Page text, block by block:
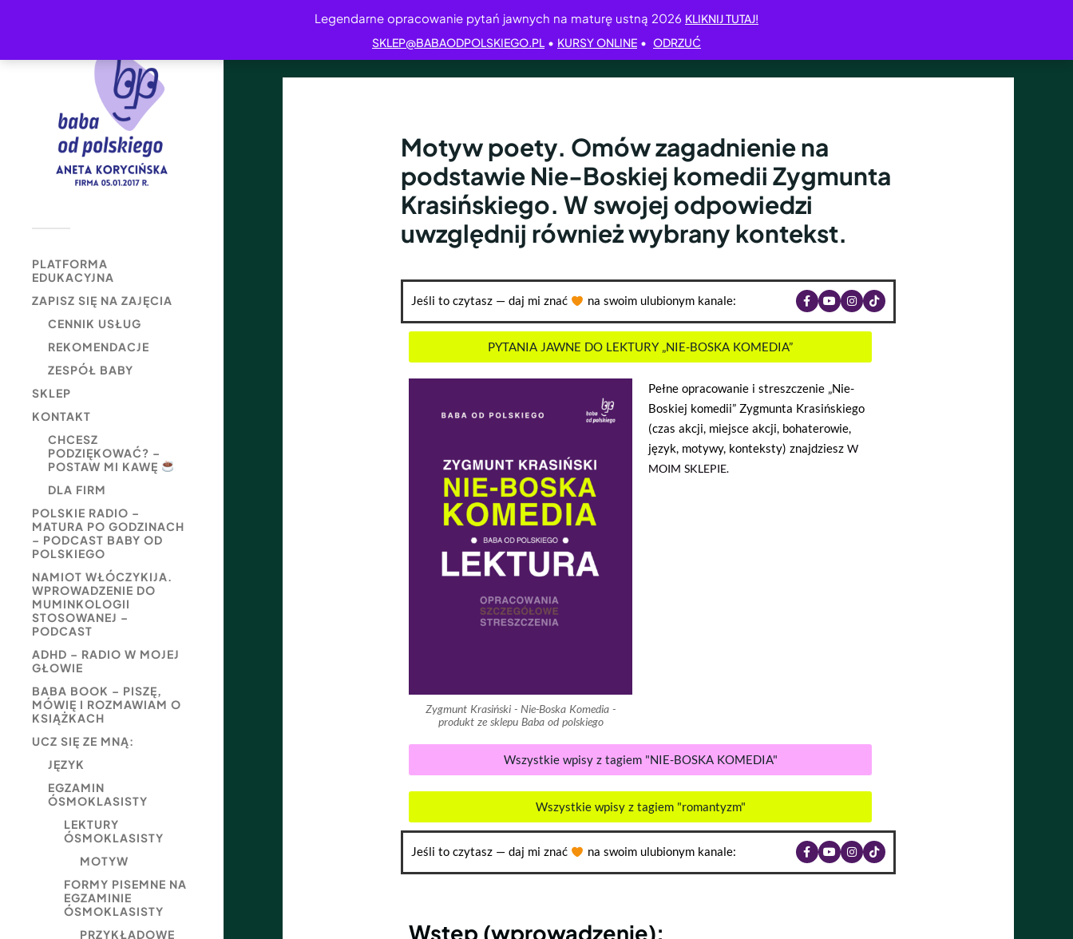
Legendarne opracowanie pytań jawnych na maturę ustną 2026 KLIKNIJ TUTAJ!
SKLEP@BABAODPOLSKIEGO.PL • KURSY ONLINE • ODRZUĆ
PLATFORMA
EDUKACYJNA
ZAPISZ SIĘ NA ZAJĘCIA
CENNIK USŁUG
REKOMENDACJE
ZESPÓŁ BABY
SKLEP
KONTAKT
CHCESZ
PODZIĘKOWAĆ? –
POSTAW MI KAWĘ
DLA FIRM
POLSKIE RADIO –
MATURA PO GODZINACH
– PODCAST BABY OD
POLSKIEGO
NAMIOT WŁÓCZYKIJA.
WPROWADZENIE DO
MUMINKOLOGII
STOSOWANEJ –
PODCAST
ADHD – RADIO W MOJEJ
GŁOWIE
BABA BOOK – PISZĘ,
MÓWIĘ I ROZMAWIAM O
KSIĄŻKACH
UCZ SIĘ ZE MNĄ:
JĘZYK
EGZAMIN
ÓSMOKLASISTY
LEKTURY
ÓSMOKLASISTY
MOTYW
FORMY PISEMNE NA
EGZAMINIE
ÓSMOKLASISTY
PRZYKŁADOWE
Motyw poety. Omów zagadnienie na
podstawie Nie-Boskiej komedii Zygmunta
Krasińskiego. W swojej odpowiedzi
uwzględnij również wybrany kontekst.
Jeśli to czytasz — daj mi znać na swoim ulubionym kanale:
PYTANIA JAWNE DO LEKTURY „NIE-BOSKA KOMEDIA”
Zygmunt Krasiński - Nie-Boska Komedia -
produkt ze sklepu Baba od polskiego
Pełne opracowanie i streszczenie „Nie-
Boskiej komedii” Zygmunta Krasińskiego
(czas akcji, miejsce akcji, bohaterowie,
język, motywy, konteksty) znajdziesz W
MOIM SKLEPIE.
Wszystkie wpisy z tagiem "NIE-BOSKA KOMEDIA"
Wszystkie wpisy z tagiem "romantyzm"
Jeśli to czytasz — daj mi znać na swoim ulubionym kanale:
Wstęp (wprowadzenie):